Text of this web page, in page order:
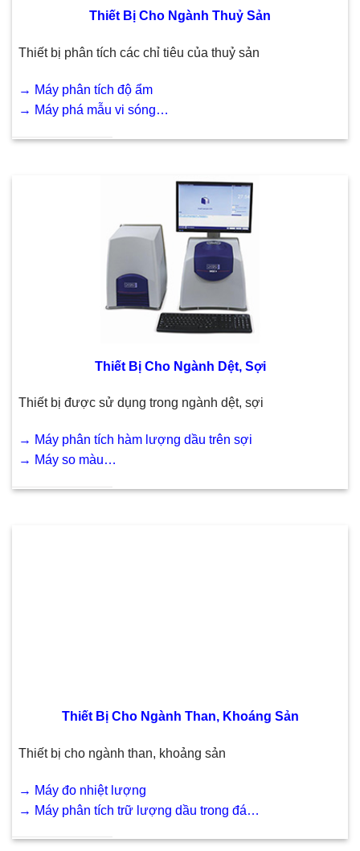
Thiết Bị Cho Ngành Thuỷ Sản
Thiết bị phân tích các chỉ tiêu của thuỷ sản
→ Máy phân tích độ ẩm
→ Máy phá mẫu vi sóng…
Thiết Bị Cho Ngành Dệt, Sợi
Thiết bị được sử dụng trong ngành dệt, sợi
→ Máy phân tích hàm lượng dầu trên sợi
→ Máy so màu…
Thiết Bị Cho Ngành Than, Khoáng Sản
Thiết bị cho ngành than, khoảng sản
→ Máy đo nhiệt lượng
→ Máy phân tích trữ lượng dầu trong đá…